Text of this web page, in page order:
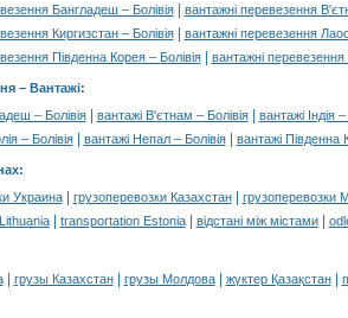
Бангладеш – Болівія|
вантажні перевезення
Киргизстан – Болівія|
вантажні перевезення
Південна Корея – Болівія| вантажні
– Вантажі:
– Болівія| вантажі В'єтнам – Болівія|
вантажі Індія –
– Болівія| вантажі Непал – Болівія| вантажі Південна
:
Украина| грузоперевозки Казахстан|
грузоперевозки
| transportation Estonia| відстані між містами|
| грузы Казахстан| грузы Молдова| жүктер Қазақстан|